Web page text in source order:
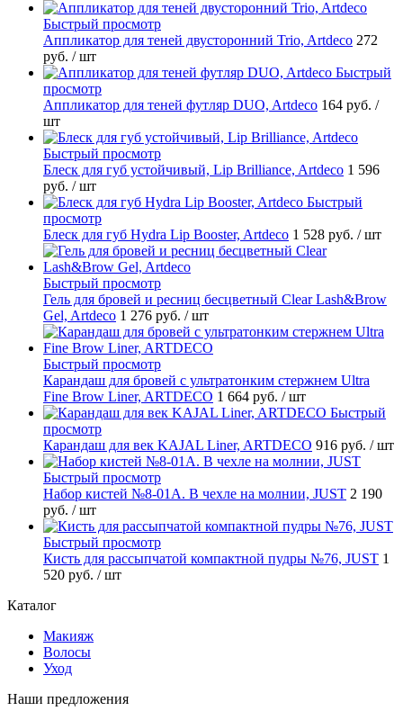
Быстрый просмотр
Аппликатор для теней двусторонний Trio, Artdeco 272
руб. / шт
Быстрый
просмотр
Аппликатор для теней футляр DUO, Artdeco 164 руб. /
шт
Быстрый просмотр
Блеск для губ устойчивый, Lip Brilliance, Artdeco 1 596
руб. / шт
Быстрый
просмотр
Блеск для губ Hydra Lip Booster, Artdeco 1 528 руб. / шт
Быстрый просмотр
Гель для бровей и ресниц бесцветный Clear Lash&Brow
Gel, Artdeco 1 276 руб. / шт
Быстрый просмотр
Карандаш для бровей с ультратонким стержнем Ultra
Fine Brow Liner, ARTDECO 1 664 руб. / шт
Быстрый
просмотр
Карандаш для век KAJAL Liner, ARTDECO 916 руб. / шт
Быстрый просмотр
Набор кистей №8-01A. В чехле на молнии, JUST 2 190
руб. / шт
Быстрый просмотр
Кисть для рассыпчатой компактной пудры №76, JUST 1
520 руб. / шт
Каталог
Макияж
Волосы
Уход
Наши предложения